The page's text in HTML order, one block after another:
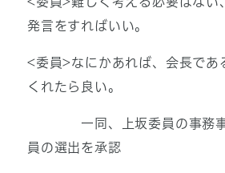
発言をすればいい。
<委員>なにかあれば、会長であ
くれたら良い。
一同、上坂委員の事務事
員の選出を承認